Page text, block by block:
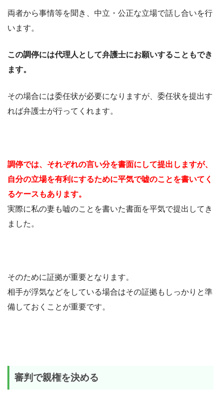
両者から事情等を聞き、中立・公正な立場で話し合いを行
います。
この調停には代理人として弁護士にお願いすることもでき
ます。
その場合には委任状が必要になりますが、委任状を提出す
れば弁護士が行ってくれます。
調停では、それぞれの言い分を書面にして提出しますが、
自分の立場を有利にするために平気で嘘のことを書いてく
るケースもあります。
実際に私の妻も嘘のことを書いた書面を平気で提出してき
ました。
そのために証拠が重要となります。
相手が浮気などをしている場合はその証拠もしっかりと準
備しておくことが重要です。
審判で親権を決める